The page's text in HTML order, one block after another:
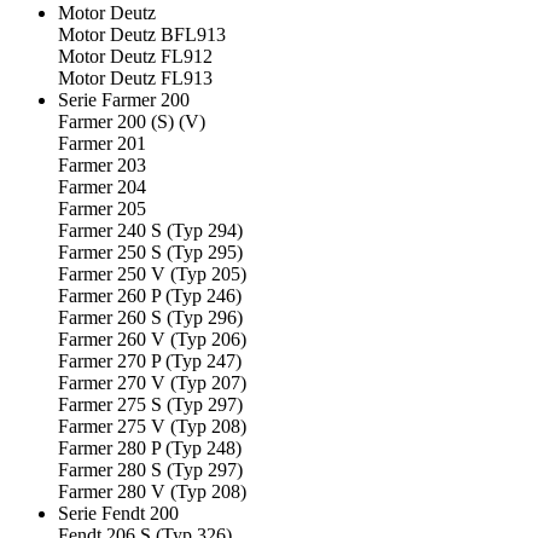
Motor Deutz
Motor Deutz BFL913
Motor Deutz FL912
Motor Deutz FL913
Serie Farmer 200
Farmer 200 (S) (V)
Farmer 201
Farmer 203
Farmer 204
Farmer 205
Farmer 240 S (Typ 294)
Farmer 250 S (Typ 295)
Farmer 250 V (Typ 205)
Farmer 260 P (Typ 246)
Farmer 260 S (Typ 296)
Farmer 260 V (Typ 206)
Farmer 270 P (Typ 247)
Farmer 270 V (Typ 207)
Farmer 275 S (Typ 297)
Farmer 275 V (Typ 208)
Farmer 280 P (Typ 248)
Farmer 280 S (Typ 297)
Farmer 280 V (Typ 208)
Serie Fendt 200